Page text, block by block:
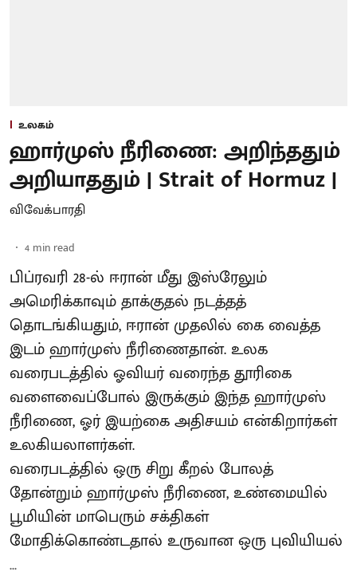
உலகம்
ஹார்முஸ் நீரிணை: அறிந்ததும்
அறியாததும் | Strait of Hormuz |
விவேக்பாரதி
4 min read
பிப்ரவரி 28-ல் ஈரான் மீது இஸ்ரேலும்
அமெரிக்காவும் தாக்குதல் நடத்தத்
தொடங்கியதும், ஈரான் முதலில் கை வைத்த
இடம் ஹார்முஸ் நீரிணைதான். உலக
வரைபடத்தில் ஓவியர் வரைந்த தூரிகை
வளைவைப்போல் இருக்கும் இந்த ஹார்முஸ்
நீரிணை, ஓர் இயற்கை அதிசயம் என்கிறார்கள்
உலகியலாளர்கள்.
வரைபடத்தில் ஒரு சிறு கீறல் போலத்
தோன்றும் ஹார்முஸ் நீரிணை, உண்மையில்
பூமியின் மாபெரும் சக்திகள்
மோதிக்கொண்டதால் உருவான ஒரு புவியியல்
...